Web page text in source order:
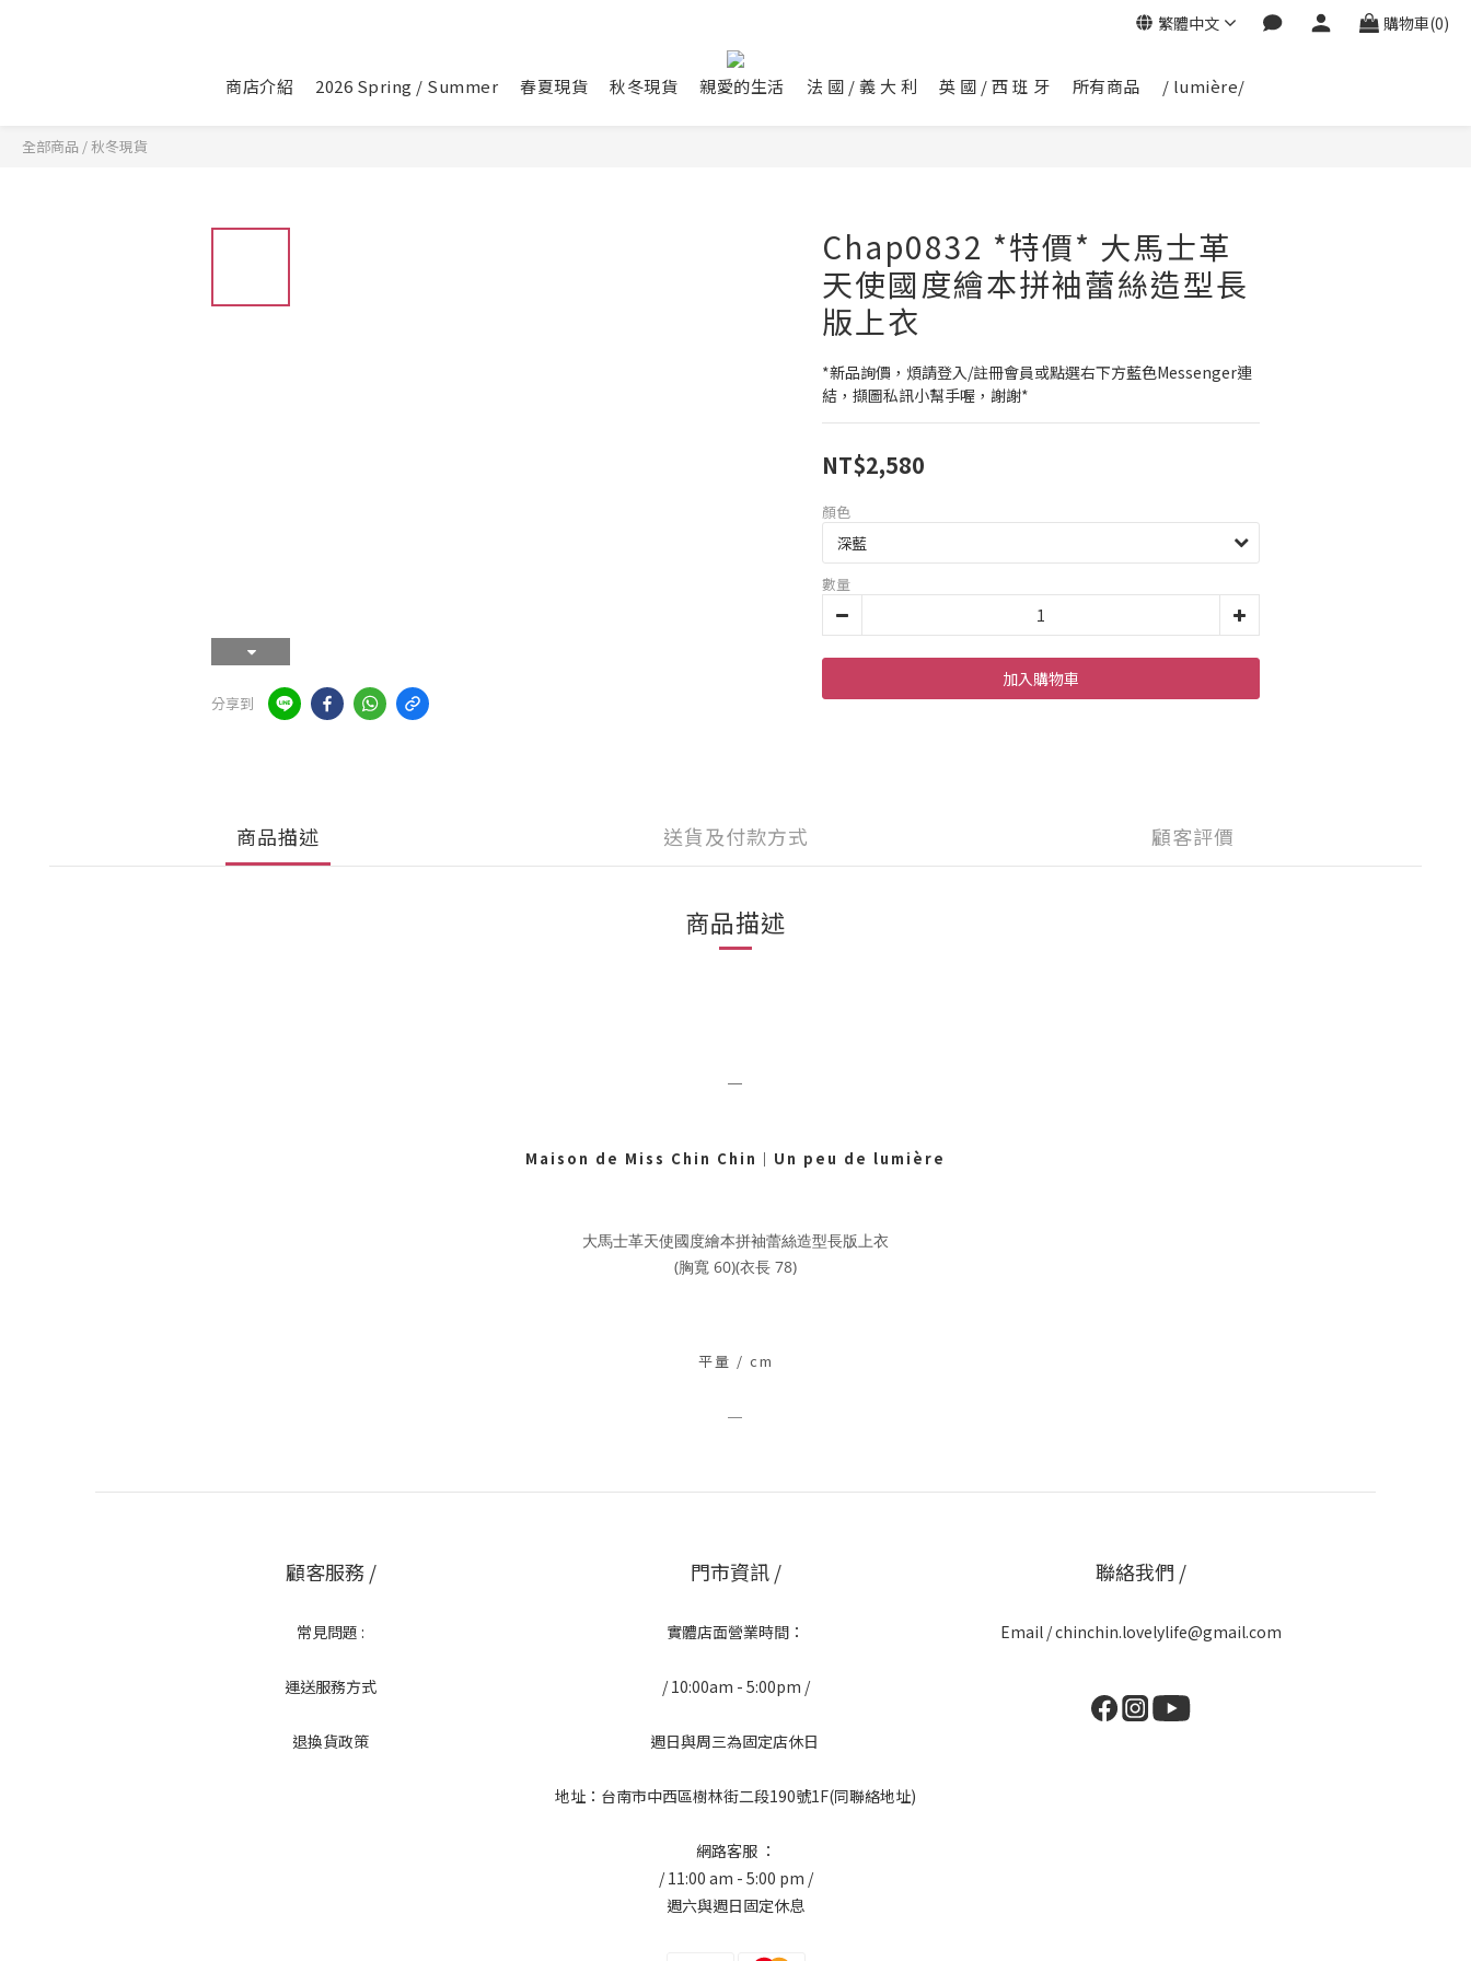
繁體中文 購物車(0)
商店介紹 2026 Spring / Summer 春夏現貨 秋冬現貨 親愛的生活 法 國 / 義 大 利 英 國 / 西 班 牙 所有商品 / lumière/
全部商品 /秋冬現貨
分享到
Chap0832 *特價* 大馬士革
天使國度繪本拼袖蕾絲造型長
版上衣
*新品詢價，煩請登入/註冊會員或點選右下方藍色Messenger連
結，擷圖私訊小幫手喔，謝謝*
NT$2,580
顏色
數量
加入購物車
商品描述 送貨及付款方式 顧客評價
商品描述
Maison de Miss Chin Chin ｜ Un peu de lumière
大馬士革天使國度繪本拼袖蕾絲造型長版上衣
(胸寬 60)(衣長 78)
平量 / cm
顧客服務 /
常見問題 :
運送服務方式
退換貨政策
門市資訊 /
實體店面營業時間：
/ 10:00am - 5:00pm /
週日與周三為固定店休日
地址：台南市中西區樹林街二段190號1F(同聯絡地址)
網路客服 ：
/ 11:00 am - 5:00 pm /
週六與週日固定休息
聯絡我們 /
Email / chinchin.lovelylife@gmail.com